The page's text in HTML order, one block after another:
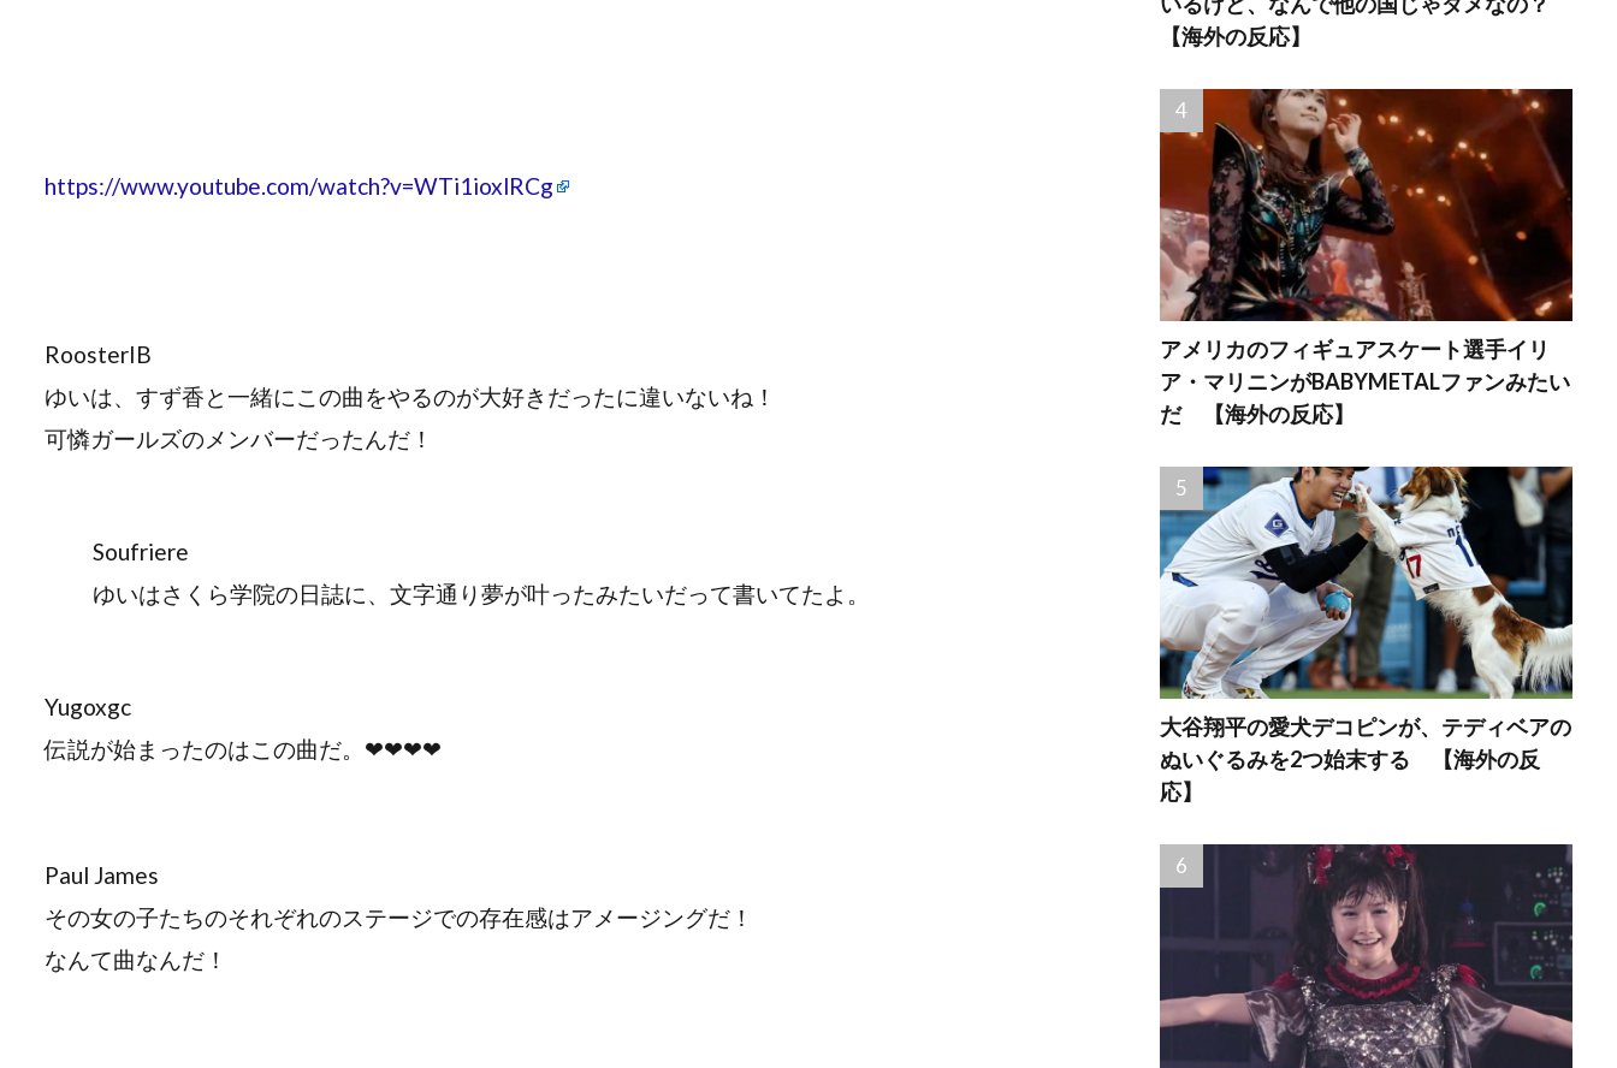
https://www.youtube.com/watch?v=WTi1ioxlRCg
RoosterIB
ゆいは、すず香と一緒にこの曲をやるのが大好きだったに違いないね！
可憐ガールズのメンバーだったんだ！
Soufriere
ゆいはさくら学院の日誌に、文字通り夢が叶ったみたいだって書いてたよ。
Yugoxgc
伝説が始まったのはこの曲だ。❤❤❤❤
Paul James
その女の子たちのそれぞれのステージでの存在感はアメージングだ！
なんて曲なんだ！
【海外の反応】
アメリカのフィギュアスケート選手イリ
ア・マリニンがBABYMETALファンみたい
だ 【海外の反応】
大谷翔平の愛犬デコピンが、テディベアの
ぬいぐるみを2つ始末する 【海外の反
応】